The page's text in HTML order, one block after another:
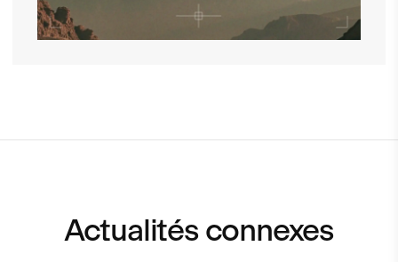
Actualités connexes